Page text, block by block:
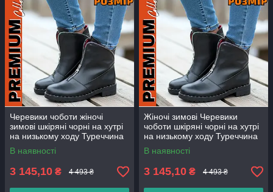
Черевики чоботи жіночі
зимові шкіряні чорні на хутрі
на низькому ходу Туреччина
В наявності
3 145,10 ₴ 4 493 ₴
Жіночі зимові Черевики
чоботи шкіряні чорні на хутрі
на низькому ходу Туреччина
В наявності
3 145,10 ₴ 4 493 ₴